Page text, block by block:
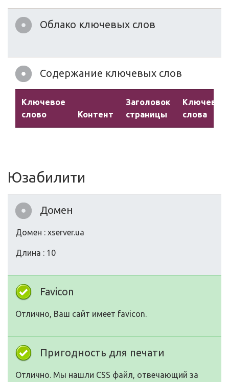
Облако ключевых слов
Содержание ключевых слов
Ключевое
слово
Контент
Заголовок
страницы
Ключевые
слова
Юзабилити
Домен
Домен : xserver.ua
Длина : 10
Favicon
Отлично, Ваш сайт имеет favicon.
Пригодность для печати
Отлично. Мы нашли CSS файл, отвечающий за